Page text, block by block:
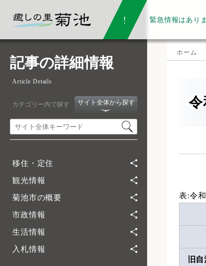
緊急情報はあり
記事の詳細情報
Article Details
カテゴリー内で探す サイト全体から探す
移住・定住
観光情報
菊池市の概要
市政情報
生活情報
入札情報
ホーム
令
表:令
旧